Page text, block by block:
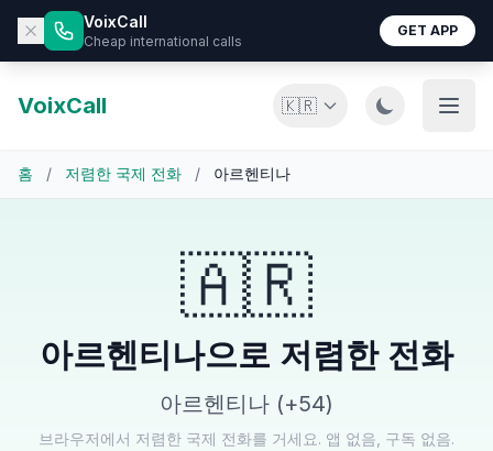
VoixCall
Cheap international calls
GET APP
VoixCall 🇰🇷
홈 / 저렴한 국제 전화 / 아르헨티나
🇦🇷
아르헨티나으로 저렴한 전화
아르헨티나 (+54)
브라우저에서 저렴한 국제 전화를 거세요. 앱 없음, 구독 없음.